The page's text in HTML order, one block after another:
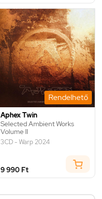
Rendelhető
Aphex Twin
Selected Ambient Works
Volume II
3CD - Warp 2024
9 990 Ft